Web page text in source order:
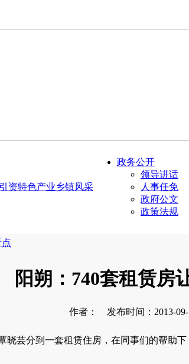
资特色产业乡镇风采
政务公开
领导讲话
人事任免
政府公文
政策法规
阳朔：740套租赁房
作者： 发布时间：2013-
芸分到一套租赁住房，在同事们的帮助下